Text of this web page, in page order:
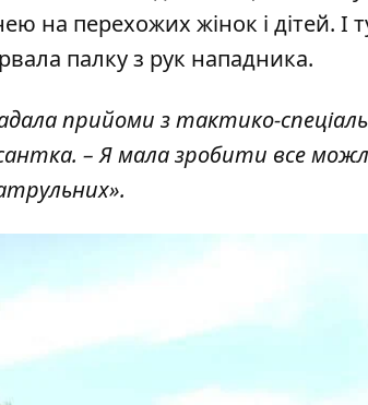
на перехожих жінок і дітей. І
палку з рук нападника.
прийоми з тактико-
–Я мала зробити все
».